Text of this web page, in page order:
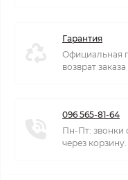
Гарантия
Официальная
возврат
096 565-81-64
Пн-Пт: звонки
через корзину.